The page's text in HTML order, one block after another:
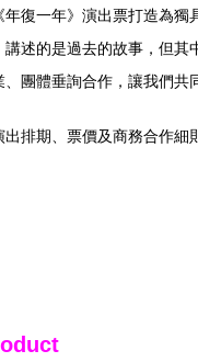
年復一年》演出票打造為
講述的是過去的故事，但
團體垂詢合作，讓我們共
出排期、票價及商務合作細